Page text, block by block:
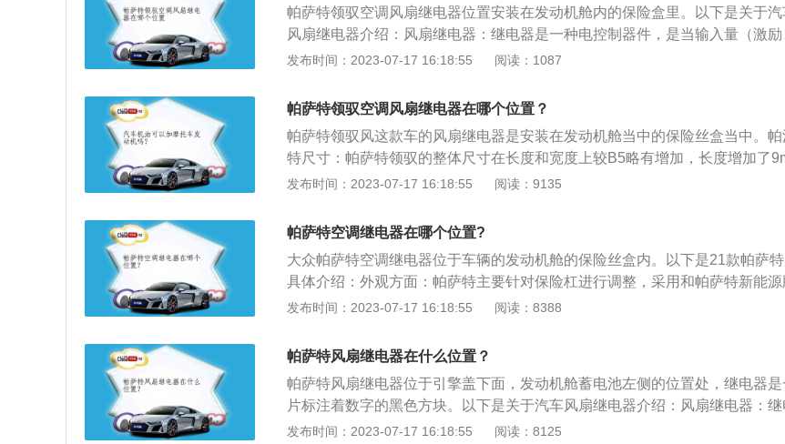
帕萨特领驭空调风扇继电器位置安装在发动机舱内的保险盒里。以下是关于汽
风扇继电器介绍：风扇继电器：继电器是一种电控制器件，是当输入量（激励
量）的变化达到规定要求时，在电气输出电路中使被控量发生预定的阶跃变化
间的互动关系。通常应用于自动化的控制电路中，它实际上是用小电流去控制
电流运作的一种自动开关。故在电路中起着自动调节、安全保护、转换电路等
用。继电器测量方法：一般多是触电氧化或电灼氧化造成接触不良，控制端接
应的电压，用万用表测量触点阻值。如果常开的触点在控制端通电后，阻值不
定或几十欧姆以上甚至无穷大（正常阻值很小，在几毫欧），那么这继电器不
比较大，则也为不良。
发布时间：2023-07-17 16:18:55 阅读：1087
帕萨特领驭空调风扇继电器在哪个位置？
帕萨特领驭风这款车的风扇继电器是安装在发动机舱当中的保险丝盒当中。帕
特尺寸：帕萨特领驭的整体尺寸在长度和宽度上较B5略有增加，长度增加了
为4789mm、宽度加大了25mm达到1765mm；高度、轴距没有变化，仍然为
破，帕萨特领驭仍然是同级车中内部空间最大。帕沙特介绍：帕萨特领驭是没
风扇继电器，只有一个风扇控制盒，在左前大梁处。帕萨特领驭是在上海大众
萨特B5基础上升级而来的全新系列产品，于05年11月24日正式上市。
发布时间：2023-07-17 16:18:55 阅读：9135
帕萨特空调继电器在哪个位置?
大众帕萨特空调继电器位于车辆的发动机舱的保险丝盒内。以下是21款帕萨
具体介绍：外观方面：帕萨特主要针对保险杠进行调整，采用和帕萨特新能源
相同的样式。内饰方面：作为中期改款车型，2021款帕萨特配置方面全系标配
P等多种装备，保证车辆的安全性。动力方面：帕萨特仍然搭载1.4T和2.0T高低
功率三种动力，其中1.4T版本可以输出110kW（150Ps）和250N·m扭矩，匹配
的是7挡干式双离合变速箱；2.0T低功率版可以输出137kW（186Ps）和
扭矩，高功率版本可以输出162kW（220Ps）和350N·m扭矩，两款2.0T动力
匹配7挡湿式双离合变速箱。
发布时间：2023-07-17 16:18:55 阅读：8388
帕萨特风扇继电器在什么位置？
帕萨特风扇继电器位于引擎盖下面，发动机舱蓄电池左侧的位置处，继电器是
片标注着数字的黑色方块。以下是关于汽车风扇继电器介绍：风扇继电器：继
器是一种电控制器件，是当输入量(激励量)的变化达到规定要求时，在电气输出
发布时间：2023-07-17 16:18:55 阅读：8125